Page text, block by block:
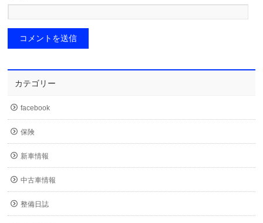
カテゴリー
facebook
保険
新車情報
中古車情報
整備日誌